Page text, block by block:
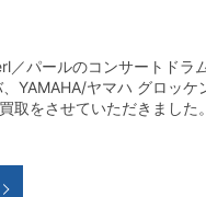
／パールのコンサートドラ
YAMAHA/ヤマハ グロッケ
取をさせていただきました